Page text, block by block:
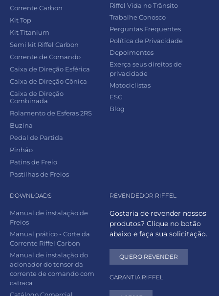
Corrente Carbon
Kit Top
Kit Titanium
Semi kit Riffel Carbon
Corrente de Comando
Caixa de Direção Esférica
Caixa de Direção Cônica
Caixa de Direção
Combinada
Rolamento de Esferas 2RS
Buzina
Pedal de Partida
Pinhão
Patins de Freio
Pastilhas de Freios
Riffel Vida no Trânsito
Trabalhe Conosco
Perguntas Frequentes
Política de Privacidade
Depoimentos
Exerça seus direitos de
privacidade
Motociclistas
ESG
Blog
DOWNLOADS
Manual de instalação de
Freios
Manual prático - Corte da
Corrente Riffel Carbon
Manual de instalação do
acionador do tensor da
corrente de comando com
catraca
REVENDEDOR RIFFEL
Gostaria de revender nossos
produtos? Clique no botão
abaixo e faça sua solicitação.
QUERO REVENDER
GARANTIA RIFFEL